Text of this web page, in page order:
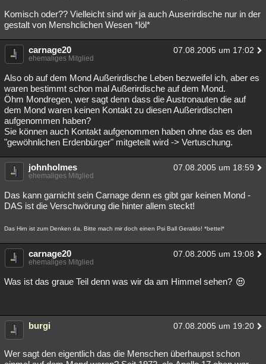
Komisch oder?? Vielleicht sind wir ja auch Auserirdische nur in der
gestalt von Menshclichen Wesen *löl*
carnage20 07.08.2005 um 17:02
ehemaliges Mitglied
Also ob auf dem Mond Außerirdische Leben bezweifel ich, aber es
waren bestimmt schon mal Außerirdische auf dem Mond.
Öhm Mondregen, wer sagt denn dass die Austronauten die auf
dem Mond waren keinen Kontakt zu diesen Außerirdischen
aufgenommen haben?
Sie können auch Kontakt aufgenommen haben ohne das es den
"gewöhnlichen Erdenbürger" mitgeteilt wird -> Vertuschung.
johnholmes 07.08.2005 um 18:59
ehemaliges Mitglied
Das kann garnicht sein Carnage denn es gibt gar keinen Mond -
DAS ist die Verschwörung die hinter allem steckt!
Das Hirn ist zum Denken da. Bitte mach mir doch einen Psi Ball Geraldo! *bettel*
carnage20 07.08.2005 um 19:08
ehemaliges Mitglied
Was ist das graue Teil denn was wir da am Himmel sehen?
burgi 07.08.2005 um 19:20
Wer sagt den eigentlich das die Menschen überhaupst schon